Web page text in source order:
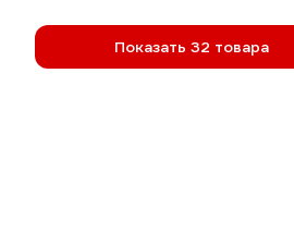
Показать 32 товара